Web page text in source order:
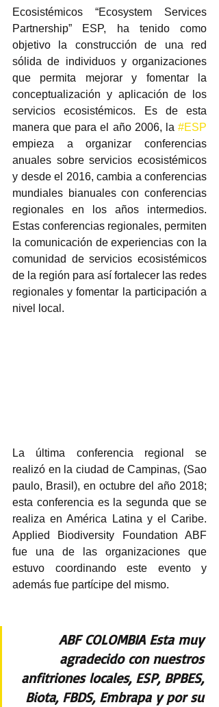
Ecosistémicos “Ecosystem Services
Partnership” ESP, ha tenido como
objetivo la construcción de una red
sólida de individuos y organizaciones
que permita mejorar y fomentar la
conceptualización y aplicación de los
servicios ecosistémicos. Es de esta
manera que para el año 2006, la #ESP
empieza a organizar conferencias
anuales sobre servicios ecosistémicos
y desde el 2016, cambia a conferencias
mundiales bianuales con conferencias
regionales en los años intermedios.
Estas conferencias regionales, permiten
la comunicación de experiencias con la
comunidad de servicios ecosistémicos
de la región para así fortalecer las redes
regionales y fomentar la participación a
nivel local.
La última conferencia regional se
realizó en la ciudad de Campinas, (Sao
paulo, Brasil), en octubre del año 2018;
esta conferencia es la segunda que se
realiza en América Latina y el Caribe.
Applied Biodiversity Foundation ABF
fue una de las organizaciones que
estuvo coordinando este evento y
además fue partícipe del mismo.
ABF COLOMBIA Esta muy
agradecido con nuestros
anfitriones locales, ESP, BPBES,
Biota, FBDS, Embrapa y por su